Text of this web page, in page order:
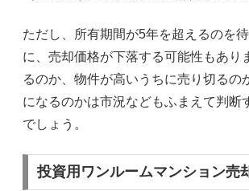
ただし、所有期間が5年を超えるのを
に、売却価格が下落する可能性もあり
るのか、物件が高いうちに売り切るの
になるのかは市況などもふまえて判断
でしょう。
投資用ワンルームマンション売